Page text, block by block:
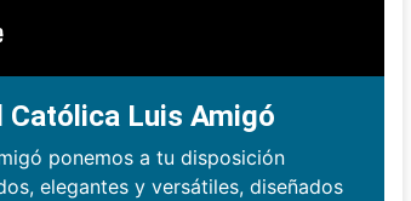
Católica Luis Amigó
ponemos a tu disposición
elegantes y versátiles, diseñados